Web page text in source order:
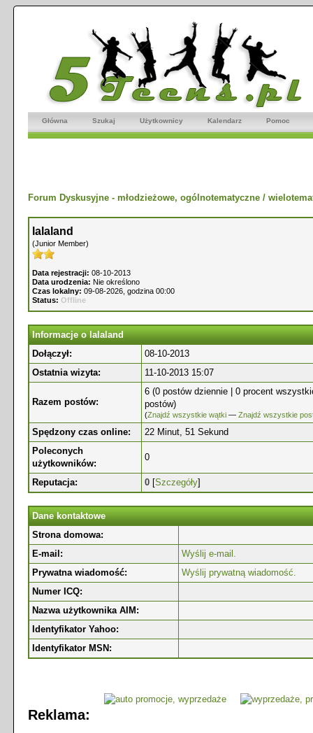
Główna Szukaj Użytkownicy Kalendarz Pomoc
Forum Dyskusyjne - młodzieżowe, ogólnotematyczne /
lalaland
(Junior Member)
Data rejestracji: 08-10-2013
Data urodzenia: Nie określono
Czas lokalny: 09-08-2026, godzina 00:00
Status: Offline
Informacje o lalaland
Dołączył:
08-10-2013
Ostatnia wizyta:
11-10-2013 15:07
Razem postów:
6 (0 postów dziennie | 0 procent
postów)
(Znajdź wszystkie wątki — Znajdź wszystkie
Spędzony czas online:
22 Minut, 51 Sekund
Poleconych
użytkowników:
0
Reputacja: 0 [Szczegóły]
Dane kontaktowe
Strona domowa:
E-mail:
Wyślij e-mail.
Prywatna wiadomość:
Wyślij prywatną wiadomość.
Numer ICQ:
Nazwa użytkownika AIM:
Identyfikator Yahoo:
Identyfikator MSN:
Reklama: